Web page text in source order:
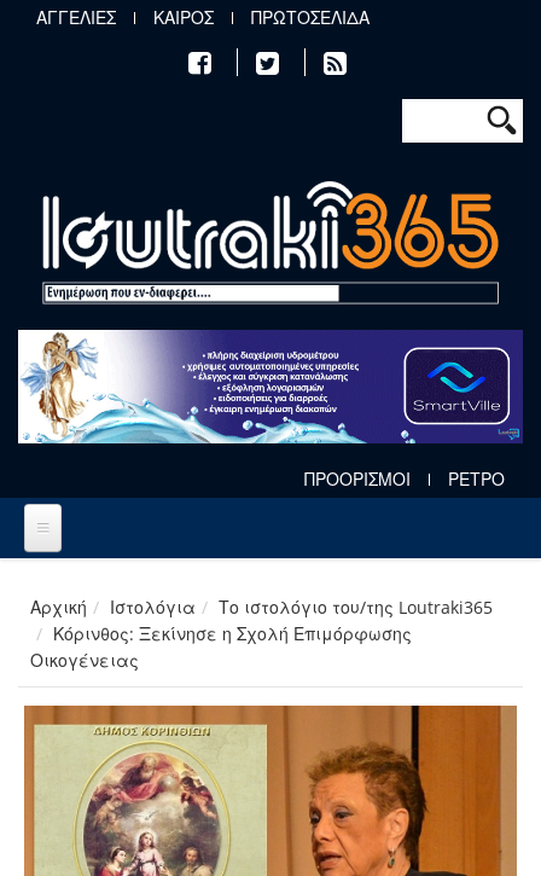
Παράκαμψη προς το κυρίως περιεχόμενο
ΑΓΓΕΛΙΕΣ ΚΑΙΡΟΣ ΠΡΩΤΟΣΕΛΙΔΑ
Φόρμα
Αναζήτηση
ΠΡΟΟΡΙΣΜΟΙ ΡΕΤΡΟ
Αρχική Ιστολόγια
Το ιστολόγιο του/της Loutraki365
Κόρινθος: Ξεκίνησε η Σχολή Επιμόρφωσης
Οικογένειας